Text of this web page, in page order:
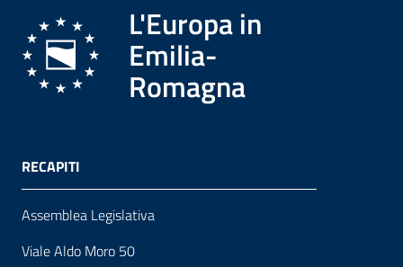
eventi
Partecipazione
Approfondimenti
L'Europa in
Emilia-
Romagna
RECAPITI
Assemblea Legislativa
Viale Aldo Moro 50